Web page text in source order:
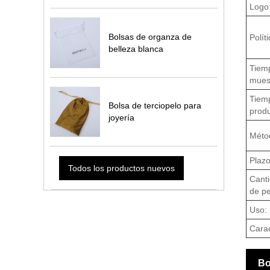
Bolsas de organza de
belleza blanca
Bolsa de terciopelo para
joyería
Todos los productos nuevos
de
Uso: